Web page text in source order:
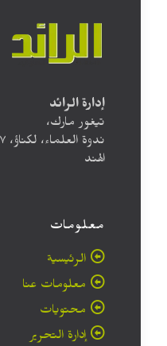
إدارة الرائد
تيغور مارك،
ندوة العلماء، لكناؤ، ۲۲٦۰۰۷
الهند
معلومات
الرئيسية
معلومات عنا
محتويات
إدارة التحرير